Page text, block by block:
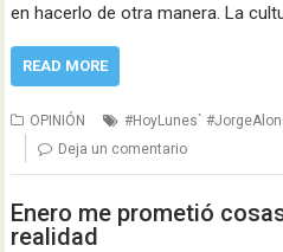
en hacerlo de otra manera. La
READ MORE
OPINIÓN
#HoyLunes`
Deja un comentario
Enero me prometió
realidad